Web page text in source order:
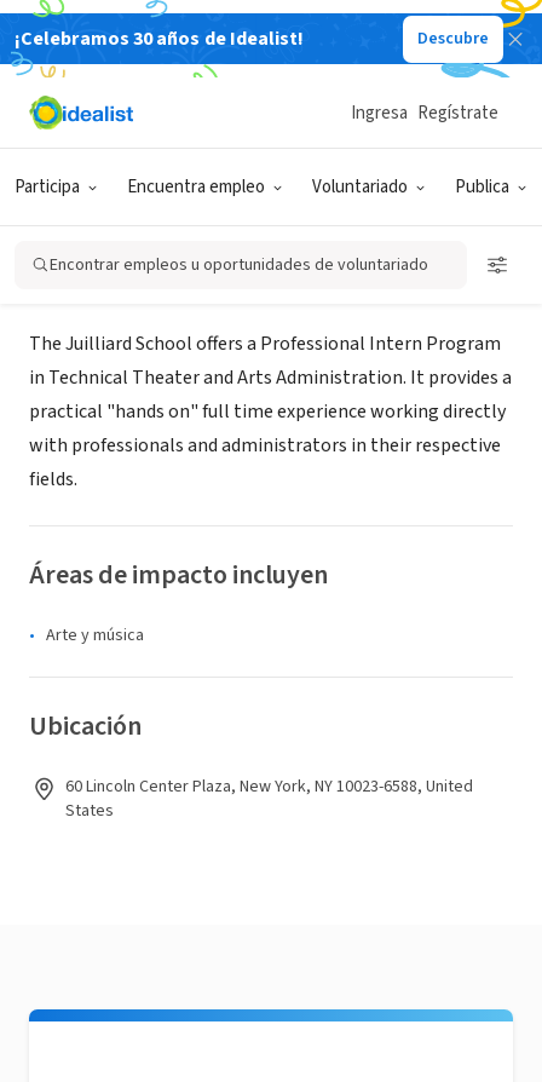
¡Celebramos 30 años de Idealist! Descubre
Participa Encuentra empleo Voluntariado Publica
Ingresa Regístrate
Encontrar empleos u oportunidades de voluntariado
ORGANIZACIÓN SIN FIN DE LUCRO
The Juilliard School Intern
Program
New York, NY www.juilliard.edu
Acerca de
The Juilliard School offers a Professional Intern Program
in Technical Theater and Arts Administration. It provides a
practical "hands on" full time experience working directly
with professionals and administrators in their respective
fields.
Áreas de impacto incluyen
Arte y música
Ubicación
60 Lincoln Center Plaza, New York, NY 10023-6588, United
States